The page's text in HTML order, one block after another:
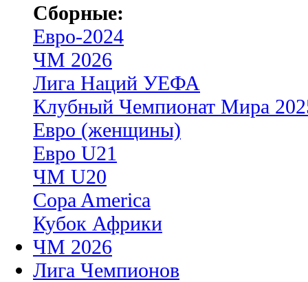
Сборные:
Евро-2024
ЧМ 2026
Лига Наций УЕФА
Клубный Чемпионат Мира
Евро (женщины)
Евро U21
ЧМ U20
Copa America
Кубок Африки
ЧМ 2026
Лига Чемпионов